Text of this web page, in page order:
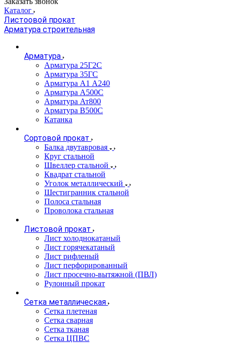
Каталог
Листоовой прокат
Арматура строительная
Арматура
Арматура 25Г2С
Арматура 35ГС
Арматура А1 А240
Арматура А500С
Арматура Ат800
Арматура В500С
Катанка
Сортовой прокат
Балка двутавровая
Круг стальной
Швеллер стальной
Квадрат стальной
Уголок металлический
Шестигранник стальной
Полоса стальная
Проволока стальная
Листовой прокат
Лист холоднокатаный
Лист горячекатаный
Лист рифленый
Лист перфорированный
Лист просечно-вытяжной (ПВЛ)
Рулонный прокат
Сетка металлическая
Сетка плетеная
Сетка сварная
Сетка тканая
Сетка ЦПВС